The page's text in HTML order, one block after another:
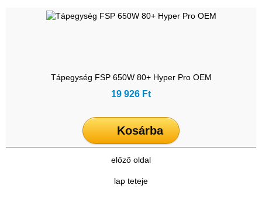
Tápegység FSP 650W 80+ Hyper Pro OEM
19 926 Ft
Kosárba
előző oldal
lap teteje